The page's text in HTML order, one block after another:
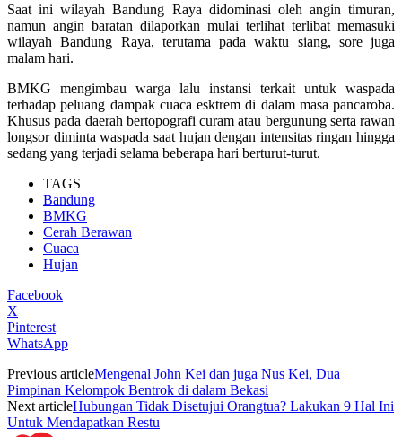
Saat ini wilayah Bandung Raya didominasi oleh angin timuran,
namun angin baratan dilaporkan mulai terlihat terlibat memasuki
wilayah Bandung Raya, terutama pada waktu siang, sore juga
malam hari.
BMKG mengimbau warga lalu instansi terkait untuk waspada
terhadap peluang dampak cuaca esktrem di dalam masa pancaroba.
Khusus pada daerah bertopografi curam atau bergunung serta rawan
longsor diminta waspada saat hujan dengan intensitas ringan hingga
sedang yang terjadi selama beberapa hari berturut-turut.
TAGS
Bandung
BMKG
Cerah Berawan
Cuaca
Hujan
Facebook
X
Pinterest
WhatsApp
Previous articleMengenal John Kei dan juga Nus Kei, Dua
Pimpinan Kelompok Bentrok di dalam Bekasi
Next articleHubungan Tidak Disetujui Orangtua? Lakukan 9 Hal Ini
Untuk Mendapatkan Restu